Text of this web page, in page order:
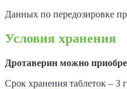
Данных по передозировке
Условия хранения
Дротаверин можно
Срок хранения таблеток – 3